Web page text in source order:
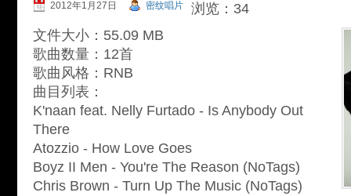
2012年1月27日 密纹唱片
浏览：34
文件大小：55.09 MB
歌曲数量：12首
歌曲风格：RNB
曲目列表：
K'naan feat. Nelly Furtado - Is Anybody Out
There
Atozzio - How Love Goes
Boyz II Men - You're The Reason (NoTags)
Chris Brown - Turn Up The Music (NoTags)